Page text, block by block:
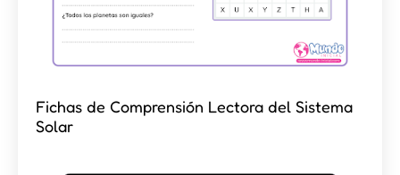
Fichas de Comprensión Lectora del Sistema
Solar